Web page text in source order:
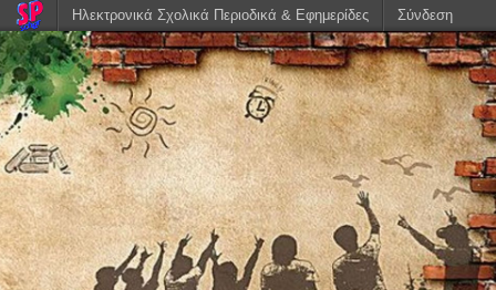
Ηλεκτρονικά Σχολικά Περιοδικά & Εφημερίδες Σύνδεση